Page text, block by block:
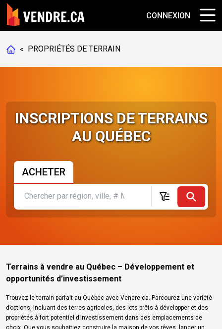
CONNEXION
« PROPRIÉTÉS DE TERRAIN
INSCRIPTIONS DE TERRAINS
AU QUÉBEC
ACHETER
Terrains à vendre au Québec – Développement et
opportunités d’investissement
Trouvez le terrain parfait au Québec avec Vendre.ca. Parcourez une variété
d’options, incluant des terres agricoles, des lots prêts à développer et des
propriétés à fort potentiel d’investissement dans des emplacements de
choix. Que vous souhaitiez construire la maison de vos rêves, lancer un